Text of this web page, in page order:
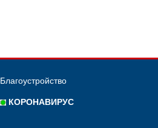
Благоустройство
КОРОНАВИРУС